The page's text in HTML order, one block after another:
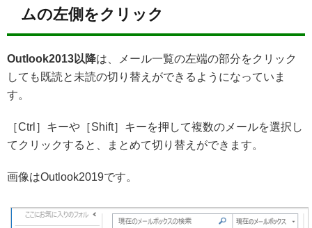
ムの左側をクリック
Outlook2013以降は、メール一覧の左端の部分をクリック
しても既読と未読の切り替えができるようになっていま
す。
［Ctrl］キーや［Shift］キーを押して複数のメールを選択し
てクリックすると、まとめて切り替えができます。
画像はOutlook2019です。